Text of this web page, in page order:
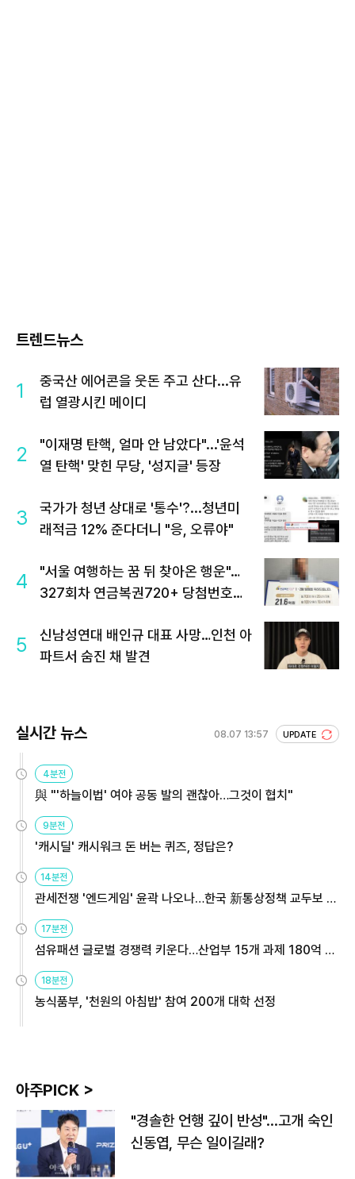
트렌드뉴스
1
중국산 에어콘을 웃돈 주고 산다...유
럽 열광시킨 메이디
2
"이재명 탄핵, 얼마 안 남았다"...'윤석
열 탄핵' 맞힌 무당, '성지글' 등장
3
국가가 청년 상대로 '통수'?...청년미
래적금 12% 준다더니 "응, 오류야"
4
"서울 여행하는 꿈 뒤 찾아온 행운"…
327회차 연금복권720+ 당첨번호조
5
신남성연대 배인규 대표 사망…인천 아
파트서 숨진 채 발견
실시간 뉴스 08.07 13:57 UPDATE
4분전
與 "'하늘이법' 여야 공동 발의 괜찮아…그것이 협치"
9분전
'캐시딜' 캐시워크 돈 버는 퀴즈, 정답은?
14분전
관세전쟁 '엔드게임' 윤곽 나오나…한국 新통상정책 교두보 활
17분전
섬유패션 글로벌 경쟁력 키운다…산업부 15개 과제 180억 지
18분전
농식품부, '천원의 아침밥' 참여 200개 대학 선정
아주PICK >
"경솔한 언행 깊이 반성"…고개 숙인
신동엽, 무슨 일이길래?